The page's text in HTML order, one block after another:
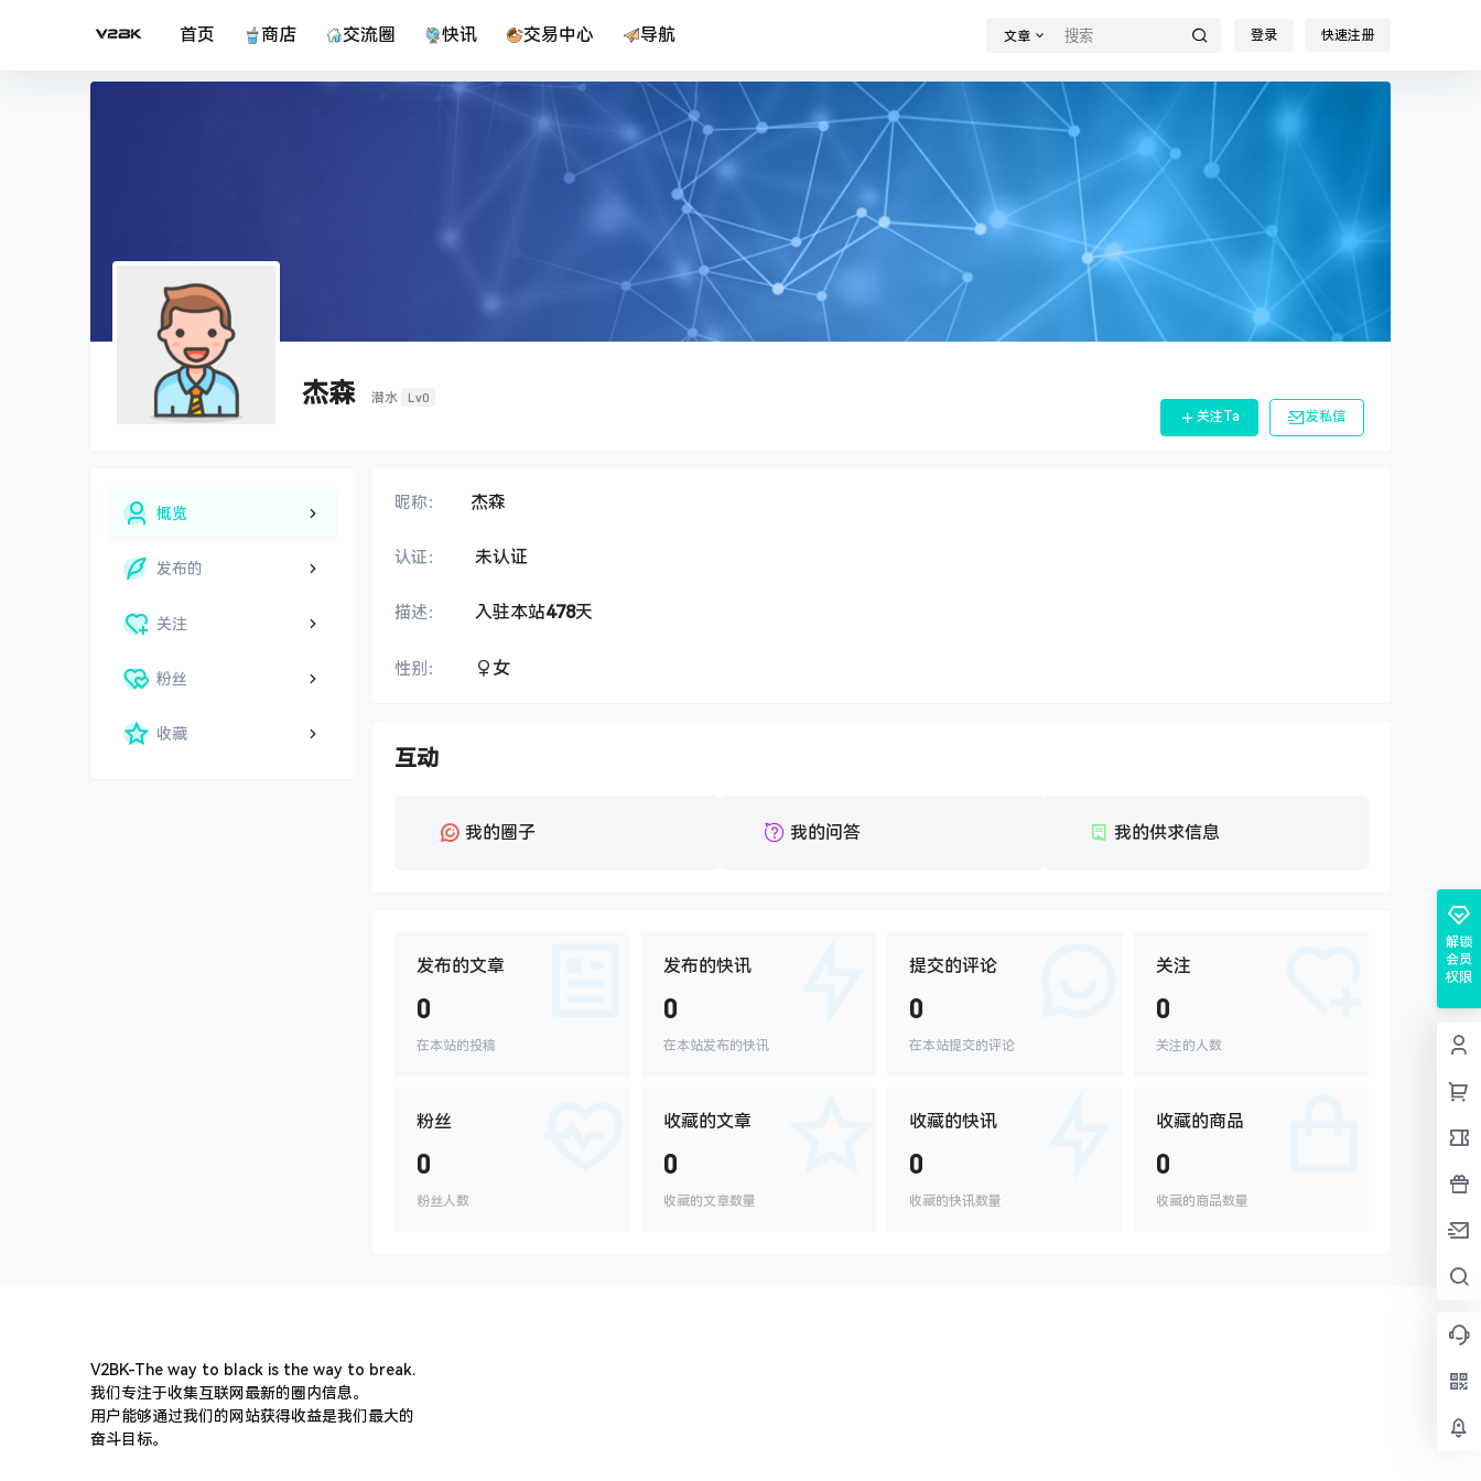
首页 商店 交流圈 快讯 交易中心 导航 文章 登录 快速注册
杰森 潜水 Lv0
关注Ta 发私信
概览
发布的
关注
粉丝
收藏
昵称： 杰森
认证： 未认证
描述： 入驻本站478天
性别： 女
互动
我的圈子 我的问答 我的供求信息
发布的文章
0
在本站的投稿
发布的快讯
0
在本站发布的快讯
提交的评论
0
在本站提交的评论
关注
0
关注的人数
粉丝
0
粉丝人数
收藏的文章
0
收藏的文章数量
收藏的快讯
0
收藏的快讯数量
收藏的商品
0
收藏的商品数量
解锁
会员
权限
V2BK-The way to black is the way to break.
我们专注于收集互联网最新的圈内信息。
用户能够通过我们的网站获得收益是我们最大的
奋斗目标。